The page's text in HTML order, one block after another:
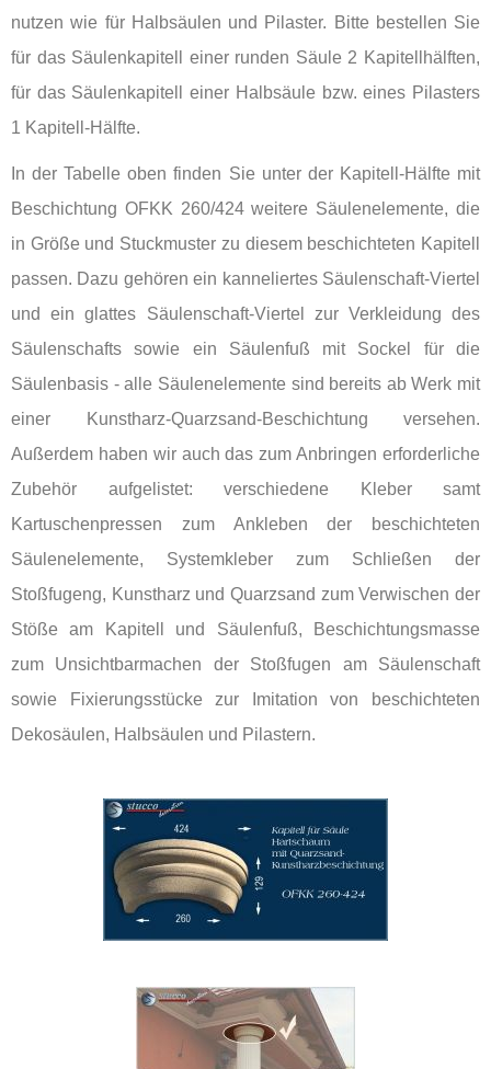
nutzen wie für Halbsäulen und Pilaster. Bitte bestellen Sie
für das Säulenkapitell einer runden Säule 2 Kapitellhälften,
für das Säulenkapitell einer Halbsäule bzw. eines Pilasters
1 Kapitell-Hälfte.
In der Tabelle oben finden Sie unter der Kapitell-Hälfte mit
Beschichtung OFKK 260/424 weitere Säulenelemente, die
in Größe und Stuckmuster zu diesem beschichteten Kapitell
passen. Dazu gehören ein kanneliertes Säulenschaft-Viertel
und ein glattes Säulenschaft-Viertel zur Verkleidung des
Säulenschafts sowie ein Säulenfuß mit Sockel für die
Säulenbasis - alle Säulenelemente sind bereits ab Werk mit
einer Kunstharz-Quarzsand-Beschichtung versehen.
Außerdem haben wir auch das zum Anbringen erforderliche
Zubehör aufgelistet: verschiedene Kleber samt
Kartuschenpressen zum Ankleben der beschichteten
Säulenelemente, Systemkleber zum Schließen der
Stoßfugeng, Kunstharz und Quarzsand zum Verwischen der
Stöße am Kapitell und Säulenfuß, Beschichtungsmasse
zum Unsichtbarmachen der Stoßfugen am Säulenschaft
sowie Fixierungsstücke zur Imitation von beschichteten
Dekosäulen, Halbsäulen und Pilastern.